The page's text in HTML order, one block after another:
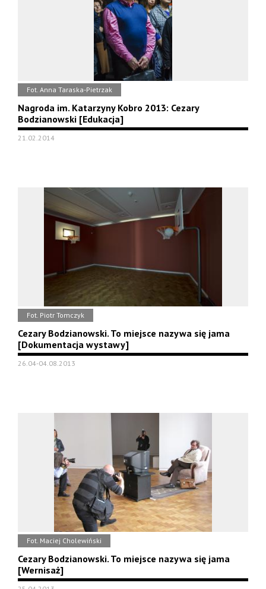
Fot. Anna Taraska-Pietrzak
Nagroda im. Katarzyny Kobro 2013: Cezary
Bodzianowski [Edukacja]
21.02.2014
Fot. Piotr Tomczyk
Cezary Bodzianowski. To miejsce nazywa się jama
[Dokumentacja wystawy]
26.04-04.08.2013
Fot. Maciej Cholewiński
Cezary Bodzianowski. To miejsce nazywa się jama
[Wernisaż]